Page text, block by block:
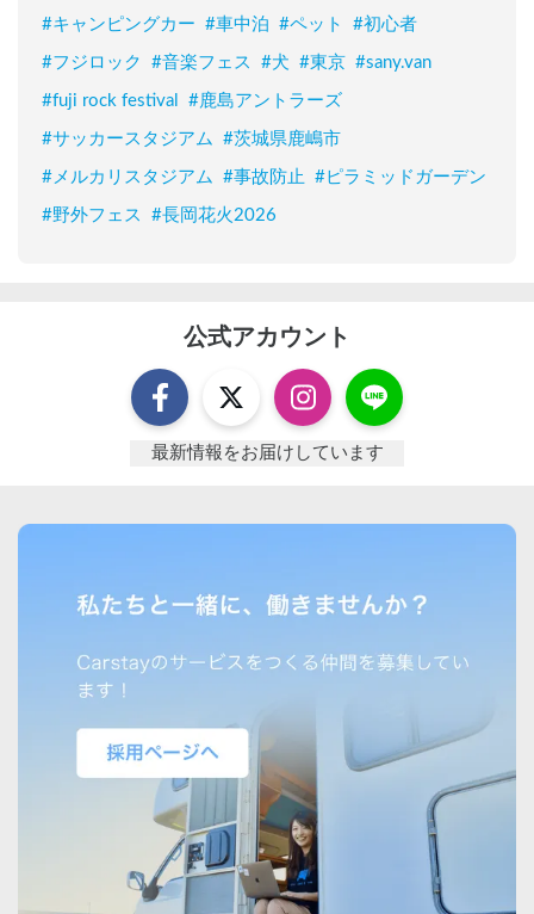
#キャンピングカー #車中泊 #ペット #初心者
#フジロック #音楽フェス #犬 #東京 #sany.van
#fuji rock festival #鹿島アントラーズ
#サッカースタジアム #茨城県鹿嶋市
# メルカリスタジアム #事故防止 # ピラミッドガーデン
#野外フェス #長岡花火2026
公式アカウント
最新情報をお届けしています